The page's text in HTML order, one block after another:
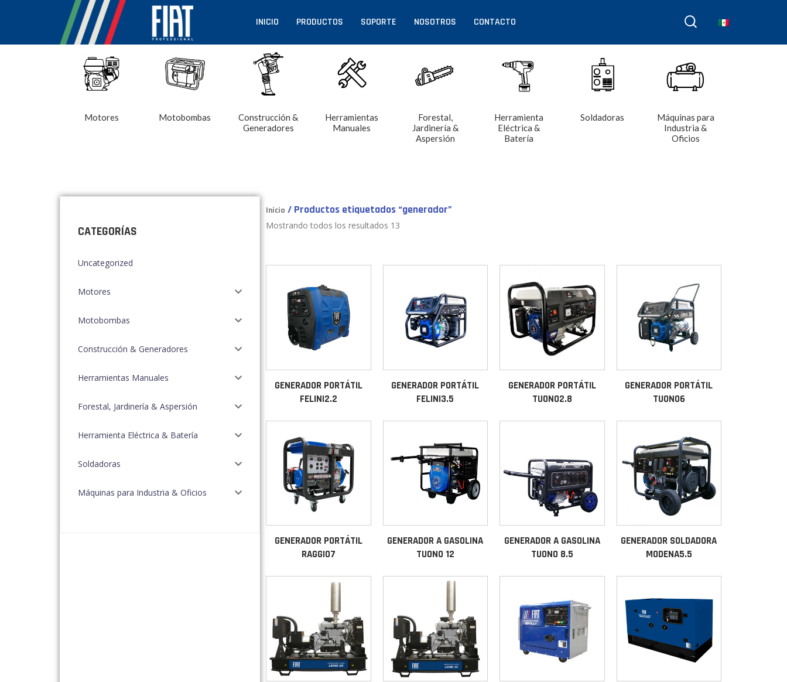
INICIO PRODUCTOS SOPORTE NOSOTROS CONTACTO
Motores Motobombas
Construcción &
Generadores
Herramientas
Manuales
Forestal,
Jardinería &
Aspersión
Herramienta
Eléctrica &
Batería
Soldadoras
Máquinas para
Industria &
Oficios
CATEGORÍAS
Uncategorized
Motores
Motobombas
Construcción & Generadores
Herramientas Manuales
Forestal, Jardinería & Aspersión
Herramienta Eléctrica & Batería
Soldadoras
Máquinas para Industria & Oficios
Inicio / Productos etiquetados “generador”
Mostrando todos los resultados 13
GENERADOR PORTÁTIL
FELINI2.2
GENERADOR PORTÁTIL
FELINI3.5
GENERADOR PORTÁTIL
TUONO2.8
GENERADOR PORTÁTIL
TUONO6
GENERADOR PORTÁTIL
RAGGIO7
GENERADOR A GASOLINA
TUONO 12
GENERADOR A GASOLINA
TUONO 8.5
GENERADOR SOLDADORA
MODENA5.5